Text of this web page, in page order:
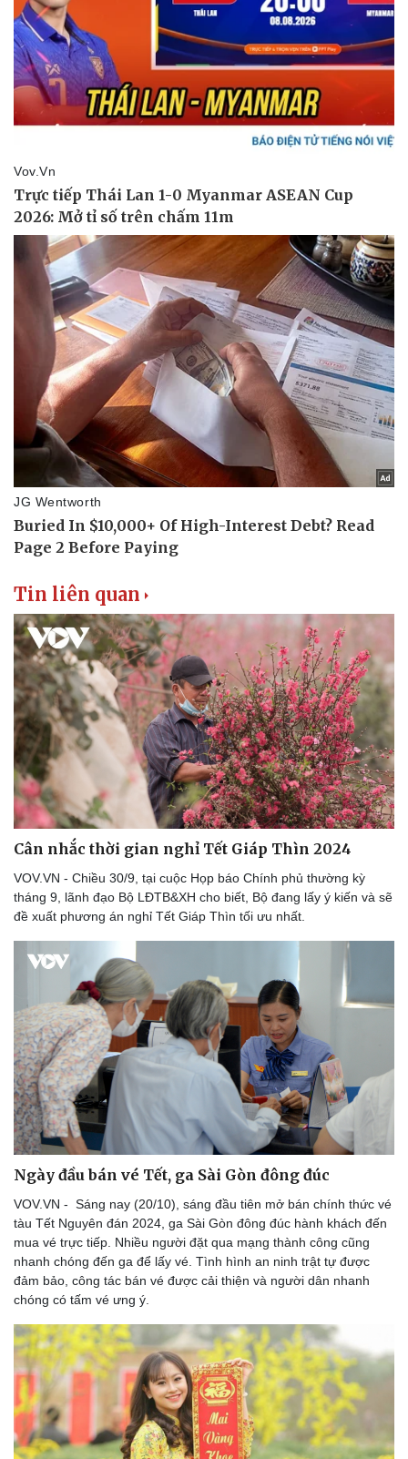
Nhi khoa
Nam khoa
Làm đẹp - giảm cân
Phòng mạch online
Ăn sạch sống khỏe
Văn hóa
Sân khấu - Điện ảnh
Văn học
Âm nhạc
Di sản
Giải trí
Nghệ sĩ
Thời trang
Sao Việt
Tin liên quan
Cân nhắc thời gian nghỉ Tết Giáp Thìn 2024
VOV.VN - Chiều 30/9, tại cuộc Họp báo Chính phủ thường kỳ
tháng 9, lãnh đạo Bộ LĐTB&XH cho biết, Bộ đang lấy ý kiến và sẽ
đề xuất phương án nghỉ Tết Giáp Thìn tối ưu nhất.
Ngày đầu bán vé Tết, ga Sài Gòn đông đúc
VOV.VN - Sáng nay (20/10), sáng đầu tiên mở bán chính thức vé
tàu Tết Nguyên đán 2024, ga Sài Gòn đông đúc hành khách đến
mua vé trực tiếp. Nhiều người đặt qua mạng thành công cũng
nhanh chóng đến ga để lấy vé. Tình hình an ninh trật tự được
đảm bảo, công tác bán vé được cải thiện và người dân nhanh
chóng có tấm vé ưng ý.